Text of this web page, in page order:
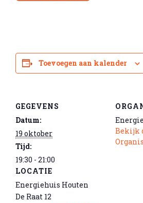
Toevoegen aan kalender
GEGEVENS
Datum:
19 oktober
Tijd:
19:30 - 21:00
LOCATIE
Energiehuis Houten
De Raat 12
Bekijk